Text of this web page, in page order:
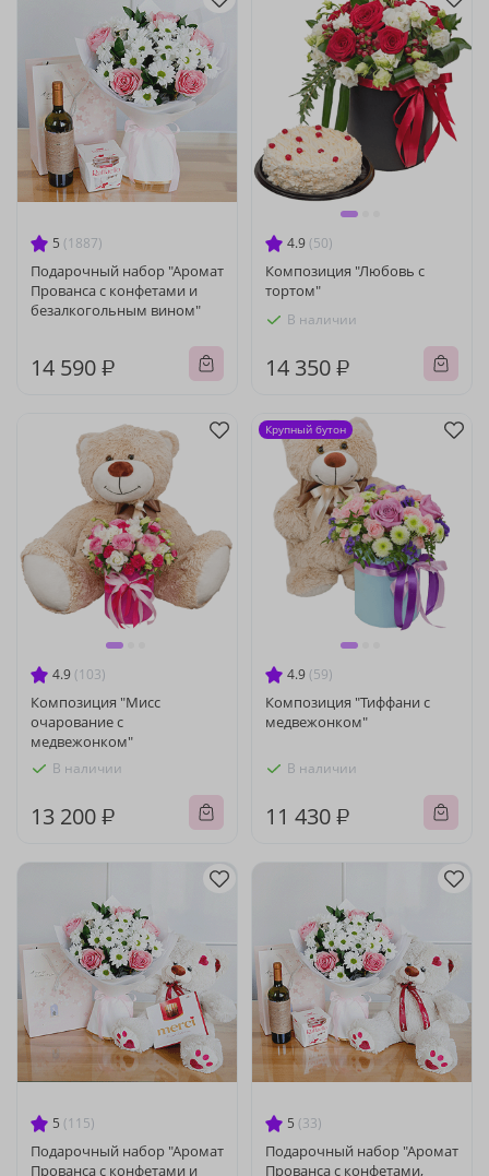
5 (1887)
Подарочный набор "Аромат
Прованса с конфетами и
безалкогольным вином"
14 590 ₽
4.9 (50)
Композиция "Любовь с
тортом"
В наличии
14 350 ₽
4.9 (103)
Композиция "Мисс
очарование с
медвежонком"
В наличии
13 200 ₽
4.9 (59)
Композиция "Тиффани с
медвежонком"
В наличии
11 430 ₽
Крупный бутон
5 (115)
Подарочный набор "Аромат
Прованса с конфетами и
5 (33)
Подарочный набор "Аромат
Прованса с конфетами,